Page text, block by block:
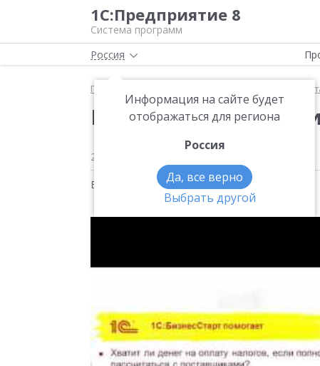
1С:Предприятие 8
Система программ
Россия
Информация на сайте будет
отображаться для региона
Россия
Да, все верно
Выбрать другой
Главная
Когда платить
23 августа 2019
Видео на тему:1С:БизнесСтарт